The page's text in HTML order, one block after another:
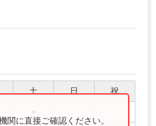
土 日 祝
に直接ご確認ください。